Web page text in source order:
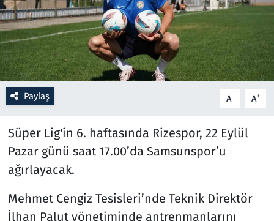
Paylaş A- A+
Süper Lig'in 6. haftasında Rizespor, 22 Eylül
Pazar günü saat 17.00’da Samsunspor’u
ağırlayacak.
Mehmet Cengiz Tesisleri’nde Teknik Direktör
İlhan Palut yönetiminde antrenmanlarını
Rüya Tabirleri
Sağlık
Savunma Sanayi
Seçim 2023
Spor
Teknoloji ve Bilim
Televizyon